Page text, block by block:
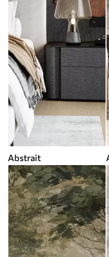
Abstrait